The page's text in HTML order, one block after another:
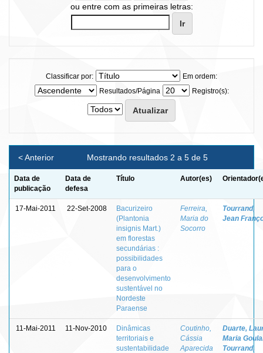
ou entre com as primeiras letras:
Classificar por:
Em ordem:
Resultados/Página
Registro(s):
Mostrando resultados 2 a 5 de 5
< Anterior
Data de
publicação
Data de
defesa
Título Autor(es)
17-Mai-2011 22-Set-2008
Bacurizeiro
(Plantonia
insignis Mart.)
em florestas
secundárias :
possibilidades
para o
desenvolvimento
sustentável no
Nordeste
Paraense
Ferreira,
Maria do
Socorro
Tourrand,
Jean
11-Mai-2011 11-Nov-2010
Dinâmicas
territoriais e
sustentabilidade
Coutinho,
Cássia
Aparecida
Duarte,
Maria
Tourrand,